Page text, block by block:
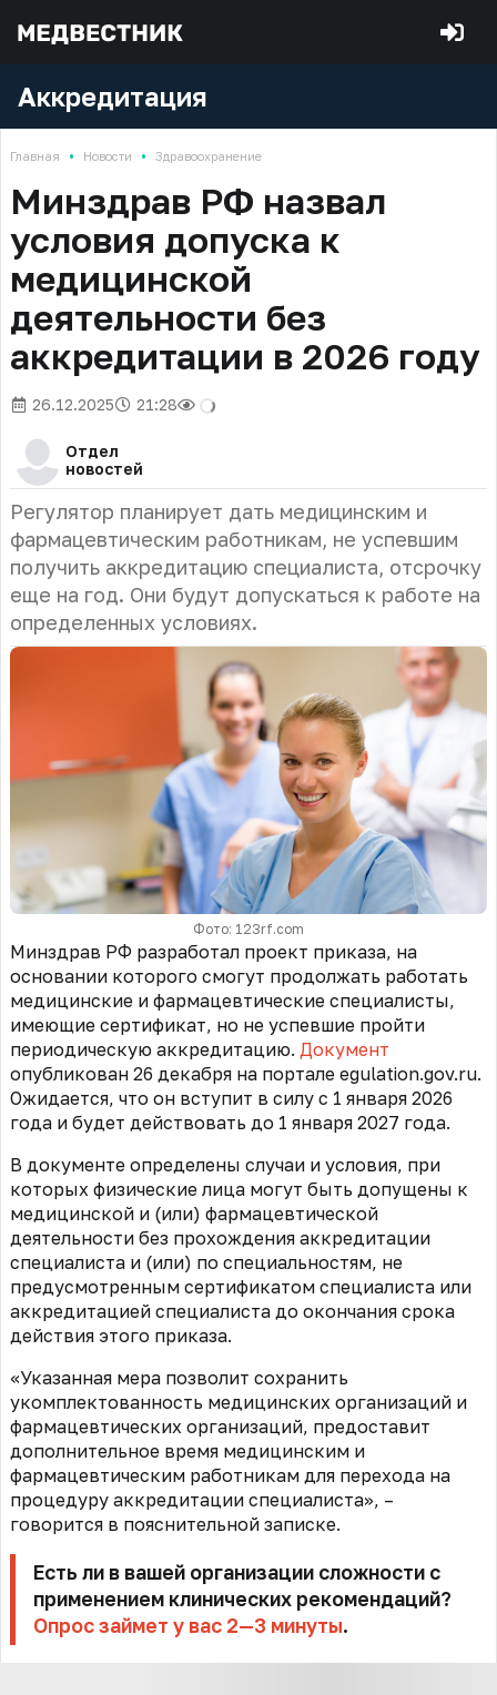
Аккредитация
Главная • Новости • Здравоохранение
Минздрав РФ назвал
условия допуска к
медицинской
деятельности без
аккредитации в 2026 году
26.12.2025 21:28
Отдел
новостей
Регулятор планирует дать медицинским и
фармацевтическим работникам, не успевшим
получить аккредитацию специалиста, отсрочку
еще на год. Они будут допускаться к работе на
определенных условиях.
Фото: 123rf.com
Минздрав РФ разработал проект приказа, на
основании которого смогут продолжать работать
медицинские и фармацевтические специалисты,
имеющие сертификат, но не успевшие пройти
периодическую аккредитацию. Документ
опубликован 26 декабря на портале egulation.gov.ru.
Ожидается, что он вступит в силу с 1 января 2026
года и будет действовать до 1 января 2027 года.
В документе определены случаи и условия, при
которых физические лица могут быть допущены к
медицинской и (или) фармацевтической
деятельности без прохождения аккредитации
специалиста и (или) по специальностям, не
предусмотренным сертификатом специалиста или
аккредитацией специалиста до окончания срока
действия этого приказа.
«Указанная мера позволит сохранить
укомплектованность медицинских организаций и
фармацевтических организаций, предоставит
дополнительное время медицинским и
фармацевтическим работникам для перехода на
процедуру аккредитации специалиста», –
говорится в пояснительной записке.
Есть ли в вашей организации сложности с
применением клинических рекомендаций?
Опрос займет у вас 2—3 минуты.